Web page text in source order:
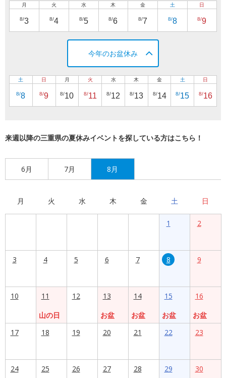
月
8/3
火
8/4
水
8/5
木
8/6
金
8/7
土
8/8
日
8/9
今年のお盆休み
土
8/8
日
8/9
月
8/10
火
8/11
水
8/12
木
8/13
金
8/14
土
8/15
日
8/16
来週以降の三重県の夏休みイベントを探している方はこちら！
6月 7月 8月
月 火 水 木 金 土 日
1 2
3 4 5 6 7 8 9
10
11
山の日
12
13
お盆
14
お盆
15
お盆
16
お盆
17
18 19 20 21 22 23
24 25 26 27 28 29 30